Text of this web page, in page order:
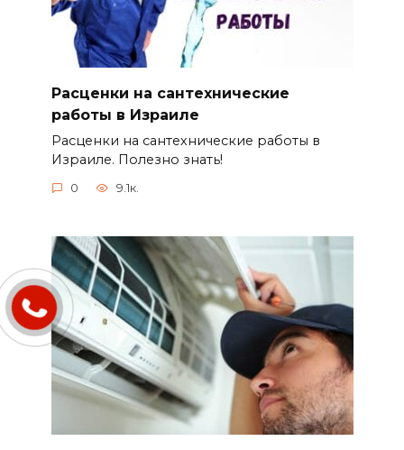
Расценки на сантехнические
работы в Израиле
Расценки на сантехнические работы в
Израиле. Полезно знать!
0 9.1к.